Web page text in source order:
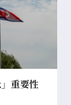
重要性